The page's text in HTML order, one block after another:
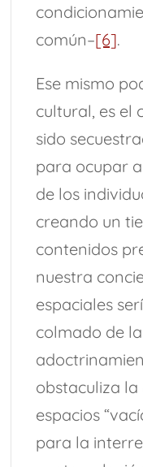
común–[6].
Ese mismo
cultural, es el
sido
para ocupar
de los
creando un
contenidos
nuestra
espaciales
colmado de
obstaculiza la
espacios
para la